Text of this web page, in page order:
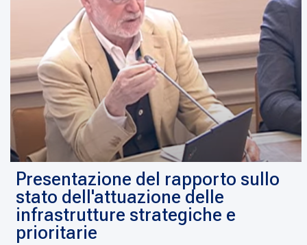
Presentazione del rapporto sullo
stato dell'attuazione delle
infrastrutture strategiche e
prioritarie